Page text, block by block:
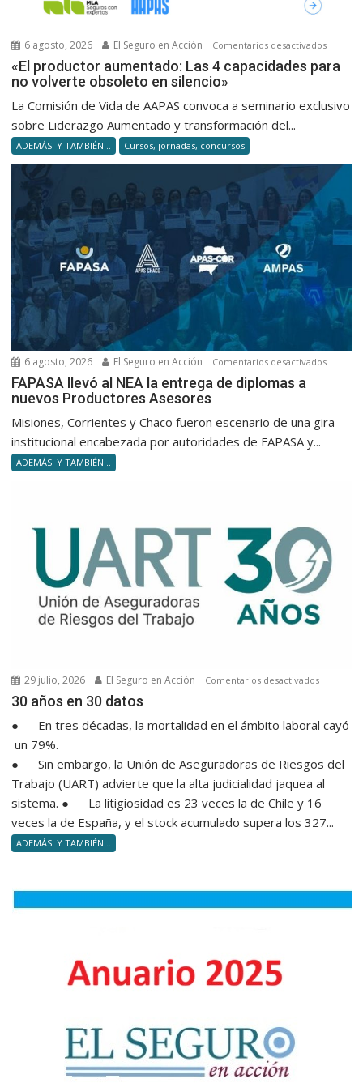
6 agosto, 2026 El Seguro en Acción Comentarios desactivadosen
«El
para
no
volverte
en
«El productor aumentado: Las 4 capacidades para
no volverte obsoleto en silencio»
La Comisión de Vida de AAPAS convoca a seminario exclusivo
sobre Liderazgo Aumentado y transformación del...
ADEMÁS. Y TAMBIÉN... Cursos, jornadas, concursos
6 agosto, 2026 El Seguro en Acción Comentarios desactivadosen
nuevos
FAPASA llevó al NEA la entrega de diplomas a
nuevos Productores Asesores
Misiones, Corrientes y Chaco fueron escenario de una gira
institucional encabezada por autoridades de FAPASA y...
ADEMÁS. Y TAMBIÉN...
29 julio, 2026 El Seguro en Acción Comentarios desactivadosen
30 años en 30 datos
● En tres décadas, la mortalidad en el ámbito laboral cayó
un 79%.
● Sin embargo, la Unión de Aseguradoras de Riesgos del
Trabajo (UART) advierte que la alta judicialidad jaquea al
sistema. ● La litigiosidad es 23 veces la de Chile y 16
veces la de España, y el stock acumulado supera los 327...
ADEMÁS. Y TAMBIÉN...